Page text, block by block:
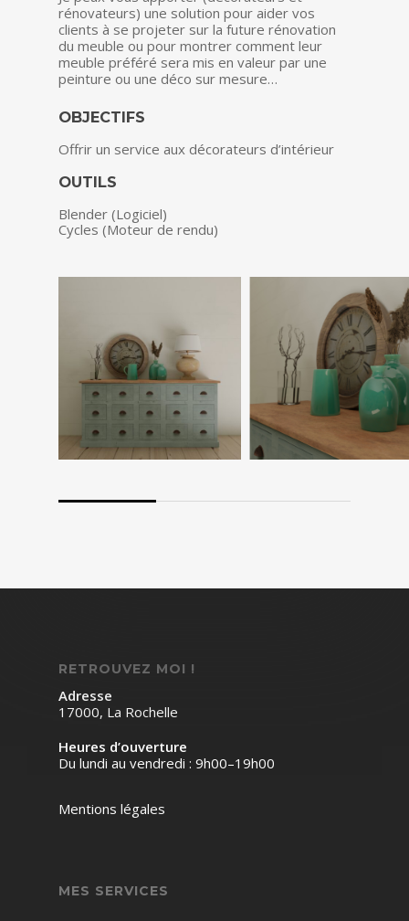
rénovateurs) une solution pour aider vos
clients à se projeter sur la future rénovation
du meuble ou pour montrer comment leur
meuble préféré sera mis en valeur par une
peinture ou une déco sur mesure…
OBJECTIFS
Offrir un service aux décorateurs d’intérieur
OUTILS
Blender (Logiciel)
Cycles (Moteur de rendu)
RETROUVEZ MOI !
Adresse
17000, La Rochelle
Heures d’ouverture
Du lundi au vendredi : 9h00–19h00
Mentions légales
MES SERVICES